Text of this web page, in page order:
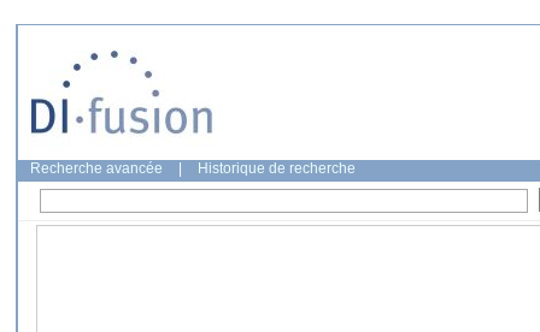
Recherche avancée Historique de recherche